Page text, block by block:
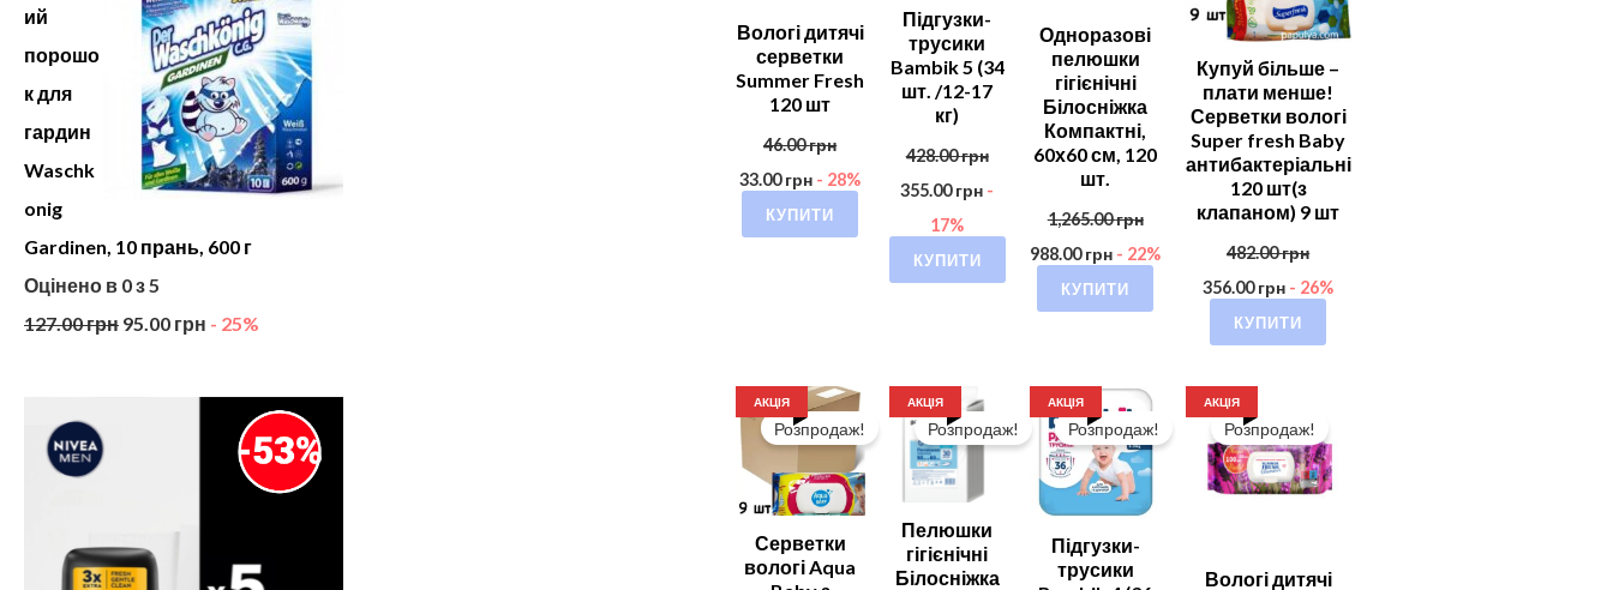
ий
порошо
к для
гардин
Waschk
onig
Gardinen, 10 прань, 600 г
Оцінено в 0з 5
127.00грн 95.00 грн - 25%
Вологі дитячі
серветки
Summer Fresh
120 шт
46.00грн
33.00грн - 28%
КУПИТИ
Підгузки-
трусики
Bambik 5 (34
шт. /12-17
кг)
428.00грн
355.00грн -
17%
КУПИТИ
Одноразові
пелюшки
гігієнічні
Білосніжка
Компактні,
60х60 см, 120
шт.
1,265.00грн
988.00грн - 22%
КУПИТИ
Купуй більше –
плати менше!
Серветки вологі
Super fresh Baby
антибактеріальні
120 шт(з
клапаном) 9 шт
482.00грн
356.00грн - 26%
КУПИТИ
АКЦІЯ
Розпродаж!
Серветки
вологі Aqua
АКЦІЯ
Розпродаж!
Пелюшки
гігієнічні
Білосніжка
АКЦІЯ
Розпродаж!
Підгузки-
трусики
АКЦІЯ
Розпродаж!
Вологі дитячі